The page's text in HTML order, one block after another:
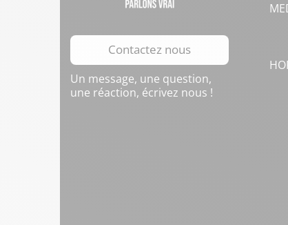
Contactez nous
Un message, une question,
une réaction, écrivez nous !